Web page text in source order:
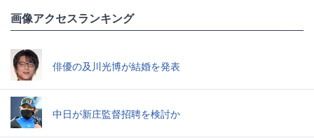
画像アクセスランキング
俳優の及川光博が結婚を発表
中日が新庄監督招聘を検討か